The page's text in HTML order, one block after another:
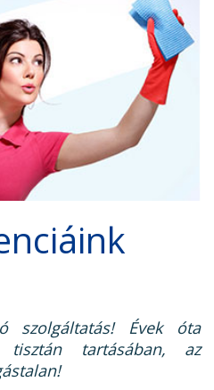
szolgáltatás! Évek óta
tisztán tartásában, az